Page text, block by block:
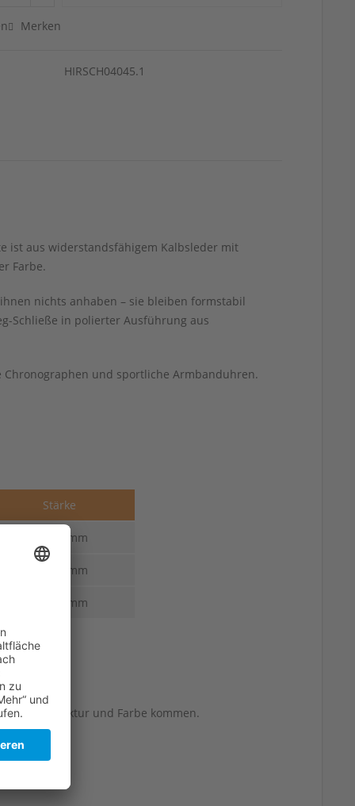
Merken
HIRSCH04045.1
ist aus widerstandsfähigem Kalbsleder mit
Farbe.
nichts anhaben – sie bleiben formstabil
Schließe in polierter Ausführung aus
und sportliche Armbanduhren.
Stärke
3,0-2,5 mm
3,3-2,5 mm
3,6-3,0 mm
und Farbe kommen.